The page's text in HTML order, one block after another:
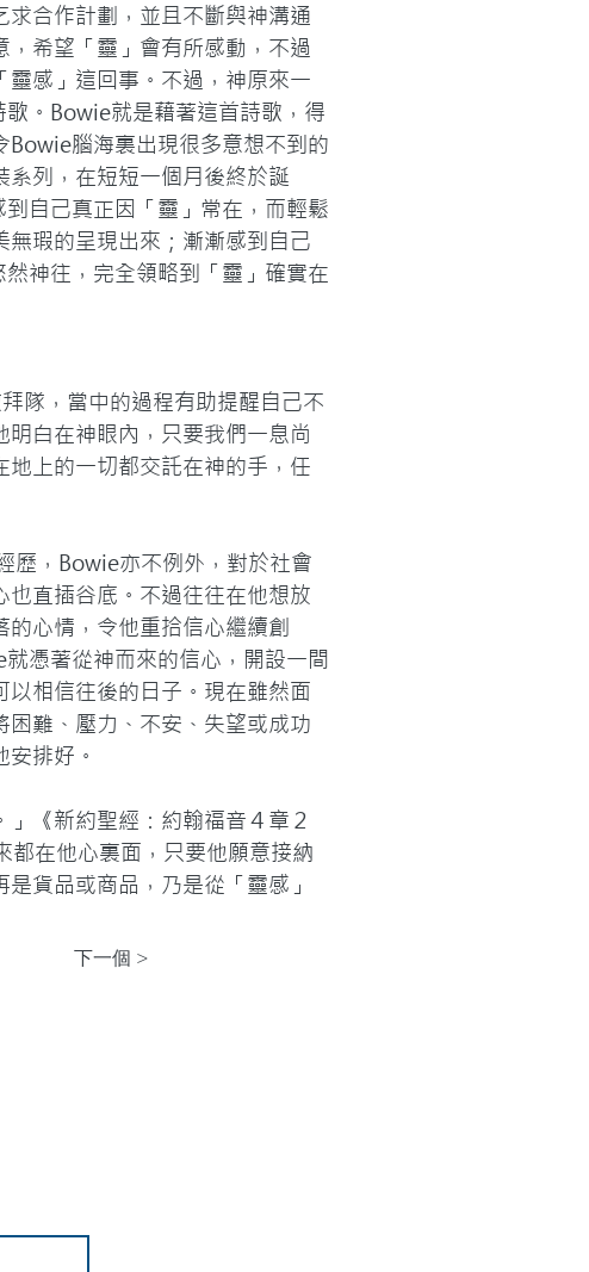
合作計劃，並且不斷與神溝通
希望「靈」會有所感動，不過
感」這回事。不過，神原來一
。Bowie就是藉著這首詩歌，得
腦海裏出現很多意想不到的
列，在短短一個月後終於誕
自己真正因「靈」常在，而輕鬆
瑕的呈現出來；漸漸感到自己
神往，完全領略到「靈」確實在
隊，當中的過程有助提醒自己不
白在神眼內，只要我們一息尚
上的一切都交託在神的手，任
歷，Bowie亦不例外，對於社會
直插谷底。不過往往在他想放
心情，令他重拾信心繼續創
憑著從神而來的信心，開設一間
相信往後的日子。現在雖然面
難、壓力、不安、失望或成功
排好。
」《新約聖經：約翰福音４章２
都在他心裏面，只要他願意接納
貨品或商品，乃是從「靈感」
下一個 >